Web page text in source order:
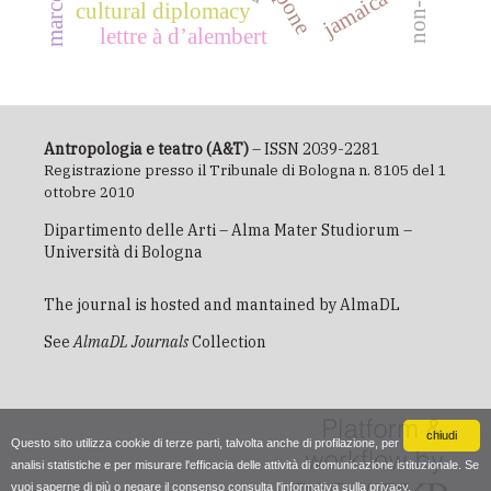
chiudi
Questo sito utilizza cookie di terze parti, talvolta anche di profilazione, per
analisi statistiche e per misurare l'efficacia delle attività di comunicazione istituzionale. Se
vuoi saperne di più o negare il consenso consulta l'informativa sulla privacy.
cultural diplomacy
lettre à d’alembert jamaica
Antropologia e teatro (A&T)– ISSN 2039-2281
Registrazione presso il Tribunale di Bologna n. 8105 del 1
ottobre 2010
Dipartimento delle Arti – Alma Mater Studiorum –
Università di Bologna
The journal is hosted and mantained byAlmaDL
SeeAlmaDL JournalsCollection